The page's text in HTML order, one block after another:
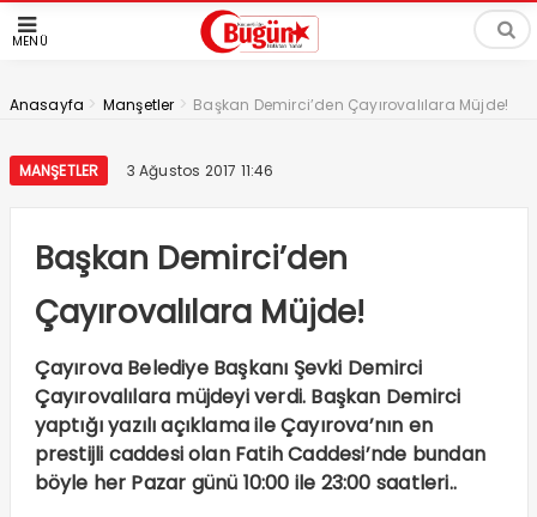
MENÜ
Anasayfa > Manşetler > Başkan Demirci’den Çayırovalılara Müjde!
MANŞETLER 3 Ağustos 2017 11:46
Başkan Demirci’den
Çayırovalılara Müjde!
Çayırova Belediye Başkanı Şevki Demirci
Çayırovalılara müjdeyi verdi. Başkan Demirci
yaptığı yazılı açıklama ile Çayırova’nın en
prestijli caddesi olan Fatih Caddesi’nde bundan
böyle her Pazar günü 10:00 ile 23:00 saatleri..